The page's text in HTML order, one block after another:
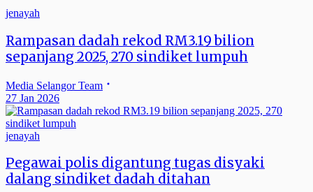
jenayah
Rampasan dadah rekod RM3.19 bilion
sepanjang 2025, 270 sindiket lumpuh
Media Selangor Team
27 Jan 2026
jenayah
Pegawai polis digantung tugas disyaki
dalang sindiket dadah ditahan